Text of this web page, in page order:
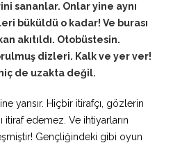
sananlar. Onlar yine aynı
büküldü o kadar! Ve burası
akıtıldı. Otobüstesin.
dizleri. Kalk ve yer ver!
de uzakta değil.
yansır. Hiçbir itirafçı, gözlerin
itiraf edemez. Ve ihtiyarların
Gençliğindeki gibi oyun